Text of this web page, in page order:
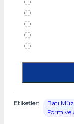
Etiketler:
Batı
Form ve